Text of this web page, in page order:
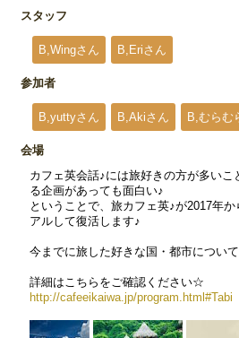
スタッフ
B,Wingさん B,Eriさん
参加者
B,yuttyさん B,Akiさん B,むらむ
会場
カフェ英会話♪には旅好きの方が多い
る企画があっても面白い♪
ということで、旅カフェ英♪が2017年
アルして復活します♪
今までに旅した好きな国・都市につい
詳細はこちらをご確認ください☆
http://cafeeikaiwa.jp/program.html#Tabi